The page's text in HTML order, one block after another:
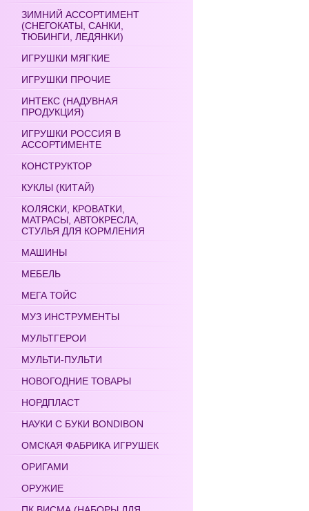
ЗИМНИЙ АССОРТИМЕНТ
(СНЕГОКАТЫ, САНКИ,
ТЮБИНГИ, ЛЕДЯНКИ)
ИГРУШКИ МЯГКИЕ
ИГРУШКИ ПРОЧИЕ
ИНТЕКС (НАДУВНАЯ
ПРОДУКЦИЯ)
ИГРУШКИ РОССИЯ В
АССОРТИМЕНТЕ
КОНСТРУКТОР
КУКЛЫ (КИТАЙ)
КОЛЯСКИ, КРОВАТКИ,
МАТРАСЫ, АВТОКРЕСЛА,
СТУЛЬЯ ДЛЯ КОРМЛЕНИЯ
МАШИНЫ
МЕБЕЛЬ
МЕГА ТОЙС
МУЗ ИНСТРУМЕНТЫ
МУЛЬТГЕРОИ
МУЛЬТИ-ПУЛЬТИ
НОВОГОДНИЕ ТОВАРЫ
НОРДПЛАСТ
НАУКИ С БУКИ BONDIBON
ОМСКАЯ ФАБРИКА ИГРУШЕК
ОРИГАМИ
ОРУЖИЕ